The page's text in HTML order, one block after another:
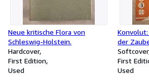
Neue kritische Flora von
Schleswig-Holstein.
Hardcover
First Edition
Used
der
Jahrgang
Softcover
First
Used